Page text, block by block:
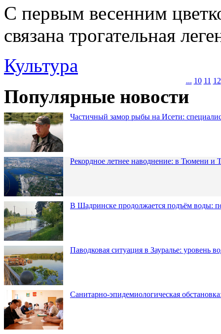
С первым весенним
связана трогательная
Культура
... 10 11 12
Популярные новости
Частичный замор рыбы на Исети:
Рекордное летнее наводнение: в Тюмени и
В Шадринске продолжается подъём воды:
Паводковая ситуация в Зауралье: уровень
Санитарно-эпидемиологическая